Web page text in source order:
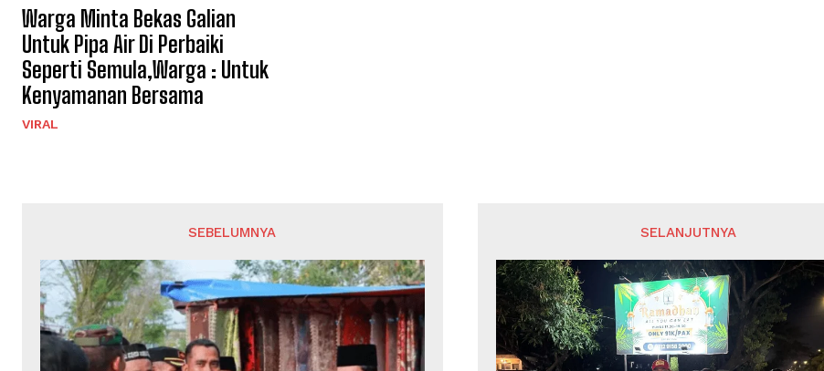
Warga Minta Bekas Galian
Untuk Pipa Air Di Perbaiki
Seperti Semula,Warga : Untuk
Kenyamanan Bersama
VIRAL
SEBELUMNYA SELANJUTNYA